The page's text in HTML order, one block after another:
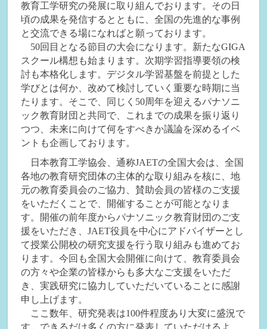
教育工学研究の発展に取り組んでおります。その日
頃の成果を発信するとともに、全国の先進的な事例
と交流できる場になればと願っております。
50回目となる節目の大会になります。新たなGIGA
スクール構想も始まります。次期学習指導要領の検
討も本格化します。デジタル学習基盤を前提とした
学びとは何か、改めて検討していく重要な時期に当
たります。そこで、同じく50周年を迎えるパナソニ
ック教育財団と共同で、これまでの成果を振り返り
つつ、未来に向けて何をすべきか議論を深めるイベ
ントも企画しております。
日本教育工学協会、通称JAETの全国大会は、全国
各地の教育研究団体の主体的な取り組みを核に、地
元の教育委員会のご協力、賛助会員の皆様のご支援
をいただくことで、開催することが可能となりま
す。
開催の前年度からパナソニック教育財団のご支
援をいただき、JAET役員を中心にアドバイザーとし
て授業公開校の研究支援を行う取り組みも進めてお
ります。今回も全国大会開催に向けて、教育委員会
の方々や企業の皆様からも多大なご支援をいただ
き、実践研究に協力していただいていることに感謝
申し上げます。
ここ数年、研究発表は100件程度あり大変に盛況で
す。できるだけ多くの方に発表していただけるよ